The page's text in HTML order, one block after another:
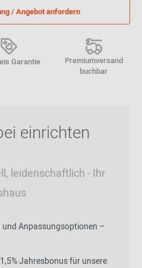
/ Angebot anfordern
Garantie
Premiumversand
buchbar
einrichten
leidenschaftlich - Ihr
Anpassungsoptionen –
Jahresbonus für unsere